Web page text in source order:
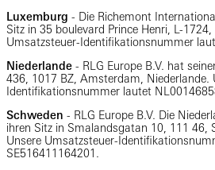
Luxemburg - Die Richemont
Sitz in 35 boulevard Prince Henri, L-
Umsatzsteuer-Identifikationsnummer
Niederlande - RLG Europe B.V. hat
436, 1017 BZ, Amsterdam, Niederlande.
Identifikationsnummer lautet
Schweden - RLG Europe B.V. Die
ihren Sitz in Smalandsgatan 10, 111 46,
Unsere Umsatzsteuer-
SE516411164201.